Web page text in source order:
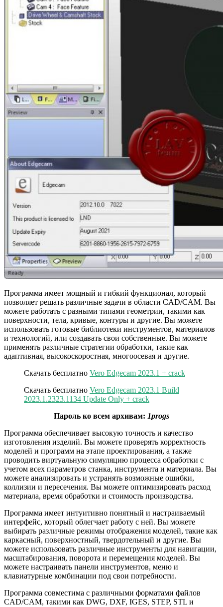
Программа имеет мощный и гибкий функционал, который
позволяет решать различные задачи в области CAD/CAM. Вы
можете работать с разными типами геометрии, такими как
поверхности, тела, кривые, контуры и другие. Вы можете
использовать готовые библиотеки инструментов, материалов
и технологий, или создавать свои собственные. Вы можете
применять различные стратегии обработки, такие как
адаптивная, высокоскоростная, многоосевая и другие.
Скачать бесплатно Vero Edgecam 2023.1 + crack
Скачать бесплатно Vero Edgecam 2023.1 Build
2023.1.2323.1134 Update Only + crack
Пароль ко всем архивам: 1progs
Программа обеспечивает высокую точность и качество
изготовления изделий. Вы можете проверять корректность
моделей и программ на этапе проектирования, а также
проводить виртуальную симуляцию процесса обработки с
учетом всех параметров станка, инструмента и материала. Вы
можете анализировать и устранять возможные ошибки,
коллизии и пересечения. Вы можете оптимизировать расход
материала, время обработки и стоимость производства.
Программа имеет интуитивно понятный и настраиваемый
интерфейс, который облегчает работу с ней. Вы можете
выбирать различные режимы отображения моделей, такие как
каркасный, поверхностный, твердотельный и другие. Вы
можете использовать различные инструменты для навигации,
масштабирования, поворота и перемещения моделей. Вы
можете настраивать панели инструментов, меню и
клавиатурные комбинации под свои потребности.
Программа совместима с различными форматами файлов
CAD/CAM, такими как DWG, DXF, IGES, STEP, STL и